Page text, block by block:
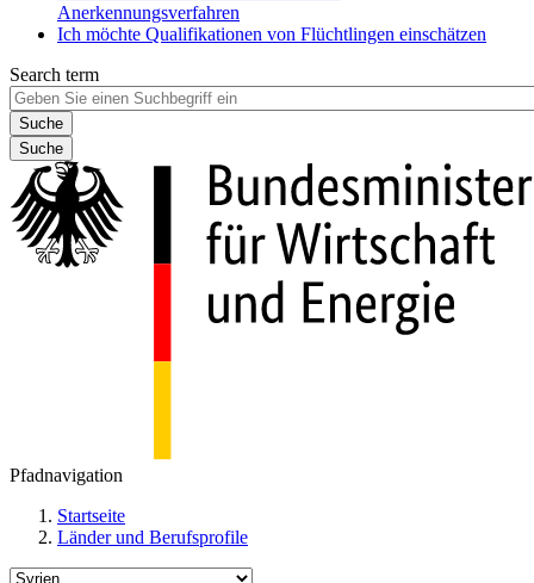
Anerkennungsverfahren
Ich möchte Qualifikationen von Flüchtlingen einschätzen
Search term
Suche
Pfadnavigation
Startseite
Länder und Berufsprofile